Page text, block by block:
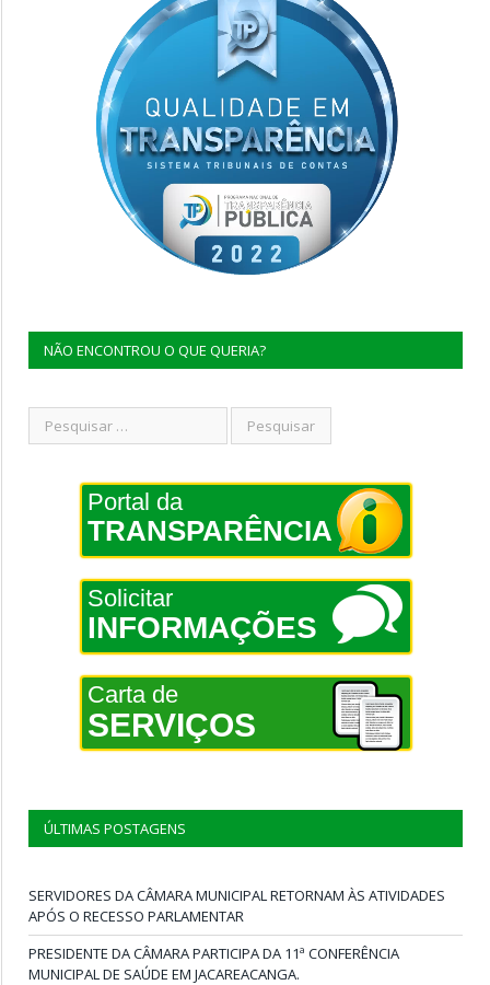
NÃO ENCONTROU O QUE QUERIA?
Portal da
TRANSPARÊNCIA
Solicitar
INFORMAÇÕES
Carta de
SERVIÇOS
ÚLTIMAS POSTAGENS
SERVIDORES DA CÂMARA MUNICIPAL RETORNAM ÀS ATIVIDADES
APÓS O RECESSO PARLAMENTAR
PRESIDENTE DA CÂMARA PARTICIPA DA 11ª CONFERÊNCIA
MUNICIPAL DE SAÚDE EM JACAREACANGA.